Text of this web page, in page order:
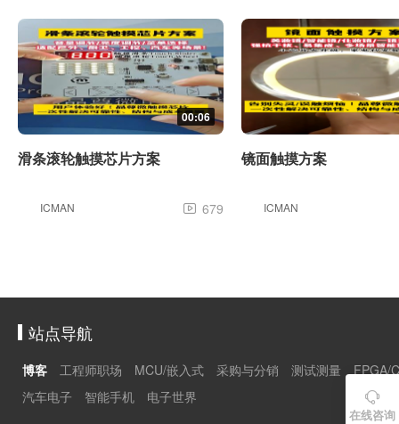
00:06
滑条滚轮触摸芯片方案
ICMAN  679
镜面触摸方案
ICMAN
站点导航
博客 工程师职场 MCU/嵌入式 采购与分销 测试测量
FPGA/
汽车电子
智能手机 电子世界 
在线咨询